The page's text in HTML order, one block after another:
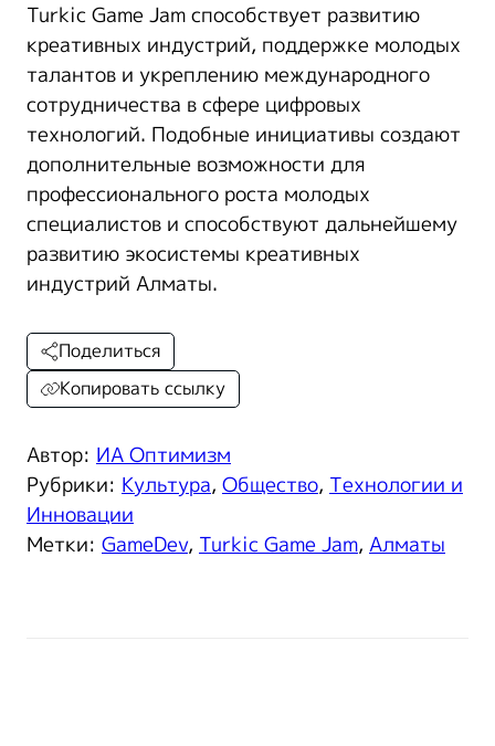
Turkic Game Jam способствует развитию
креативных индустрий, поддержке молодых
талантов и укреплению международного
сотрудничества в сфере цифровых
технологий. Подобные инициативы создают
дополнительные возможности для
профессионального роста молодых
специалистов и способствуют дальнейшему
развитию экосистемы креативных
индустрий Алматы.
Автор: ИА Оптимизм
Рубрики: Культура, Общество, Технологии и
Инновации
Метки: GameDev, Turkic Game Jam, Алматы
Поделиться
Копировать ссылку